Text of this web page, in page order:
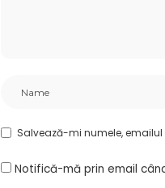
Salvează-mi numele,
Notifică-mă prin email